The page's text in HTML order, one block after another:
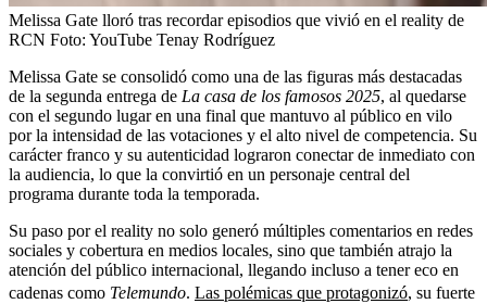
Melissa Gate lloró tras recordar episodios que vivió en el reality de
RCN Foto: YouTube Tenay Rodríguez
Melissa Gate se consolidó como una de las figuras más destacadas
de la segunda entrega de La casa de los famosos 2025, al quedarse
con el segundo lugar en una final que mantuvo al público en vilo
por la intensidad de las votaciones y el alto nivel de competencia. Su
carácter franco y su autenticidad lograron conectar de inmediato con
la audiencia, lo que la convirtió en un personaje central del
programa durante toda la temporada.
Su paso por el reality no solo generó múltiples comentarios en redes
sociales y cobertura en medios locales, sino que también atrajo la
atención del público internacional, llegando incluso a tener eco en
cadenas como Telemundo. Las polémicas que protagonizó, su fuerte